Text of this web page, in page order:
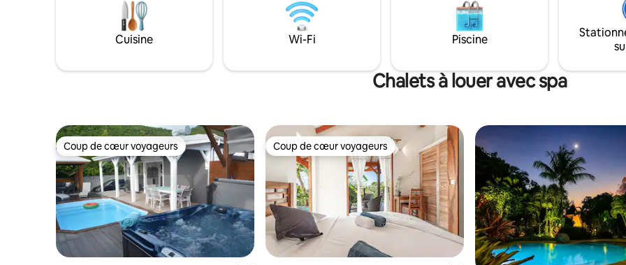
Starlink très haut débit sur tout
domaine. Guide de bienvenue
la réservation. Frais de
Cuisine Wi-Fi Piscine
Chalets à louer avec spa
Coup de cœur voyageurs
Coup de cœur voyageurs Coup de cœur voyageurs
Coup de cœur voyageurs